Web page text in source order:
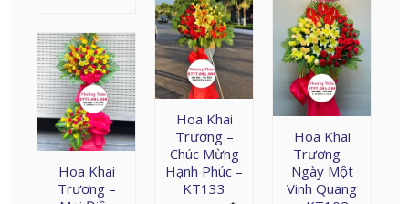
Hoa Khai
Trương –
Chúc Mừng
Hạnh Phúc –
KT133
Hoa Khai
Trương –
Ngày Một
Vinh Quang
Hoa Khai
Trương –